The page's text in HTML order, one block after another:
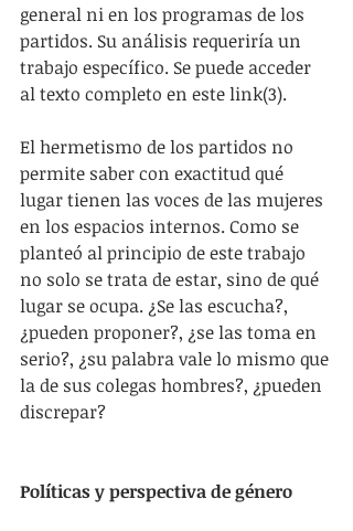
general ni en los programas de los
partidos. Su análisis requeriría un
trabajo específico. Se puede acceder
al texto completo en este link(3).
El hermetismo de los partidos no
permite saber con exactitud qué
lugar tienen las voces de las mujeres
en los espacios internos. Como se
planteó al principio de este trabajo
no solo se trata de estar, sino de qué
lugar se ocupa. ¿Se las escucha?,
¿pueden proponer?, ¿se las toma en
serio?, ¿su palabra vale lo mismo que
la de sus colegas hombres?, ¿pueden
discrepar?
Políticas y perspectiva de género